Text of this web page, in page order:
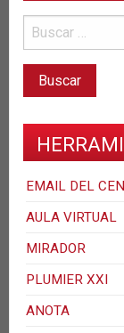
EMAIL DEL
AULA VIRTUAL
MIRADOR
PLUMIER XXI
ANOTA